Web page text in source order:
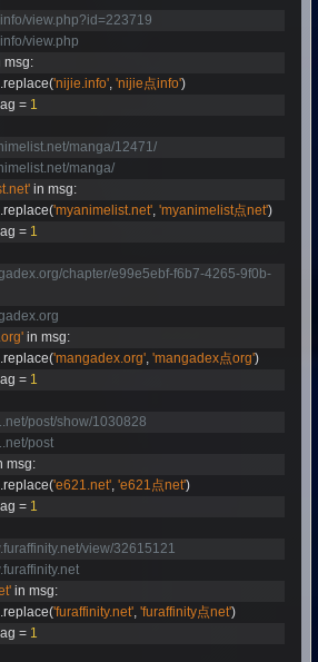
view.php?id=223719
view.php
msg:
.replace('nijie.info', 'nijie点info')
= 1
manga/12471/
manga/
in msg:
.replace('myanimelist.net', 'myanimelist点net')
= 1
chapter/e99e5ebf-f6b7-4265-9f0b-
in msg:
.replace('mangadex.org', 'mangadex点org')
= 1
post/show/1030828
post
msg:
.replace('e621.net', 'e621点net')
= 1
view/32615121
in msg:
.replace('furaffinity.net', 'furaffinity点net')
= 1